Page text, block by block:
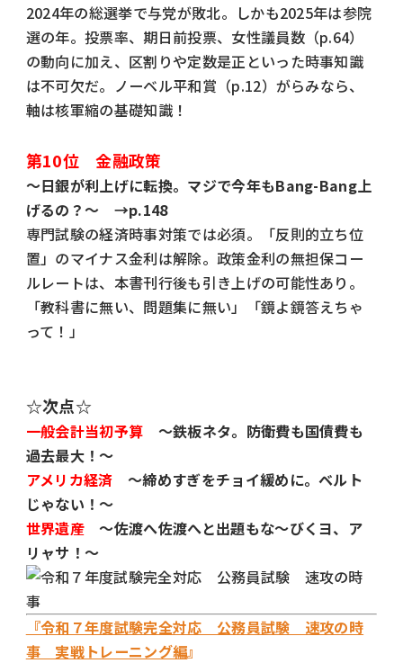
2024年の総選挙で与党が敗北。しかも2025年は参院
選の年。投票率、期日前投票、女性議員数（p.64）
の動向に加え、区割りや定数是正といった時事知識
は不可欠だ。ノーベル平和賞（p.12）がらみなら、
軸は核軍縮の基礎知識！
第10位 金融政策
～日銀が利上げに転換。マジで今年もBang-Bang上
げるの？～ →p.148
専門試験の経済時事対策では必須。「反則的立ち位
置」のマイナス金利は解除。政策金利の無担保コー
ルレートは、本書刊行後も引き上げの可能性あり。
「教科書に無い、問題集に無い」「鏡よ鏡答えちゃ
って！」
☆次点☆
一般会計当初予算 ～鉄板ネタ。防衛費も国債費も
過去最大！～
アメリカ経済 ～締めすぎをチョイ緩めに。ベルト
じゃない！～
世界遺産 ～佐渡へ佐渡へと出題もな〜びくヨ、ア
リャサ！～
『令和７年度試験完全対応 公務員試験 速攻の時
事 実戦トレーニング編』